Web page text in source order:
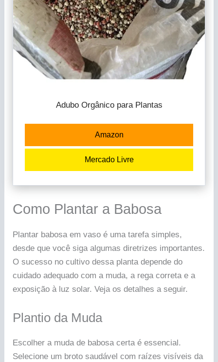
Adubo Orgânico para Plantas
Amazon
Mercado Livre
Como Plantar a Babosa
Plantar babosa em vaso é uma tarefa simples,
desde que você siga algumas diretrizes importantes.
O sucesso no cultivo dessa planta depende do
cuidado adequado com a muda, a rega correta e a
exposição à luz solar. Veja os detalhes a seguir.
Plantio da Muda
Escolher a muda de babosa certa é essencial.
Selecione um broto saudável com raízes visíveis da